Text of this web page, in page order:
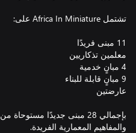
بإجمالي 28 مبنى جديدًا
والمفاهيم المعمارية الفريدة.